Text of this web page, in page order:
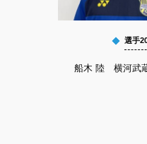
選手
船木 陸 横河武